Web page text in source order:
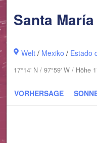
Santa
Welt / Mexiko / Estado
17°14' N / 97°59' W / Höhe
VORHERSAGE